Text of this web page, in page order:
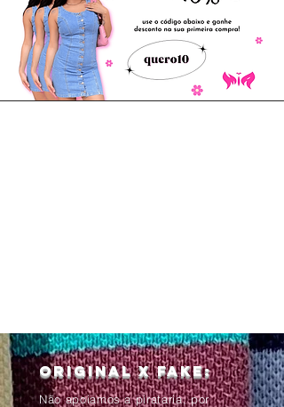
Original x Fake:
Não apoiamos a pirataria, por